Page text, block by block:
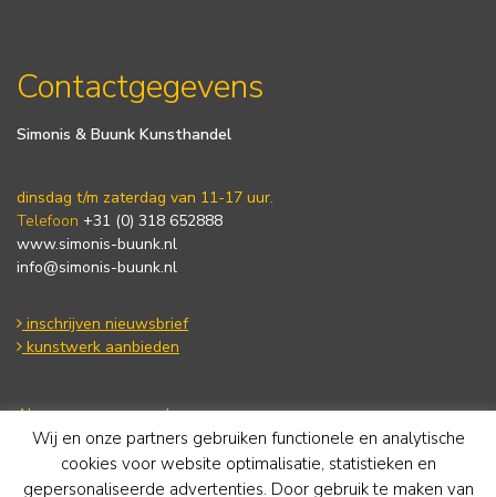
Contactgegevens
Simonis & Buunk Kunsthandel
dinsdag t/m zaterdag van 11-17 uur.
Telefoon +31 (0) 318 652888
www.simonis-buunk.nl
info@simonis-buunk.nl
inschrijven nieuwsbrief
kunstwerk aanbieden
Algemene voorwaarden
Privacy statement
Cookie Policy
Disclaimer
Wij en onze partners gebruiken functionele en analytische
cookies voor website optimalisatie, statistieken en
gepersonaliseerde advertenties. Door gebruik te maken van